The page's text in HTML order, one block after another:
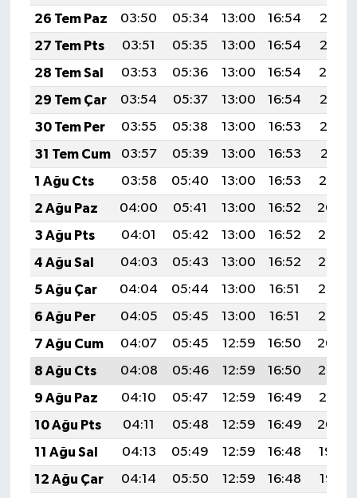
26 Tem Paz
03:50 05:34 13:00 16:54
20:16
27 Tem Pts
03:51 05:35 13:00 16:54
20:15
28 Tem Sal
03:53 05:36 13:00 16:54
20:14
29 Tem Çar
03:54 05:37 13:00 16:54
20:13
30 Tem Per
03:55 05:38 13:00 16:53
20:12
31 Tem Cum
03:57 05:39 13:00 16:53
20:11
1 Ağu Cts
03:58 05:40 13:00 16:53
20:10
2 Ağu Paz
04:00 05:41 13:00 16:52
20:09
3 Ağu Pts
04:01 05:42 13:00 16:52
20:08
4 Ağu Sal
04:03 05:43 13:00 16:52
20:07
5 Ağu Çar
04:04 05:44 13:00 16:51
20:06
6 Ağu Per
04:05 05:45 13:00 16:51
20:05
7 Ağu Cum
04:07 05:45 12:59 16:50
20:04
8 Ağu Cts
04:08 05:46 12:59 16:50
20:02
9 Ağu Paz
04:10 05:47 12:59 16:49
20:01
10 Ağu Pts
04:11 05:48 12:59 16:49
20:00
11 Ağu Sal
04:13 05:49 12:59 16:48
19:59
12 Ağu Çar
04:14 05:50 12:59 16:48
19:57